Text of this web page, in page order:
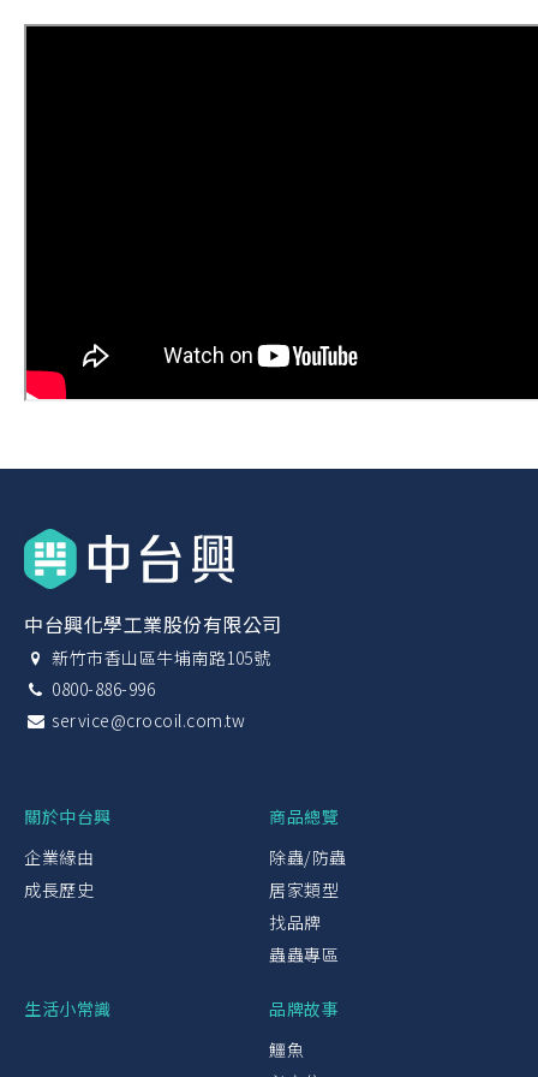
中台興化學工業股份有限公司
新竹市香山區牛埔南路105號
0800-886-996
service@crocoil.com.tw
關於中台興
企業緣由
成長歷史
商品總覽
除蟲/防蟲
居家類型
找品牌
蟲蟲專區
生活小常識
品牌故事
鱷魚